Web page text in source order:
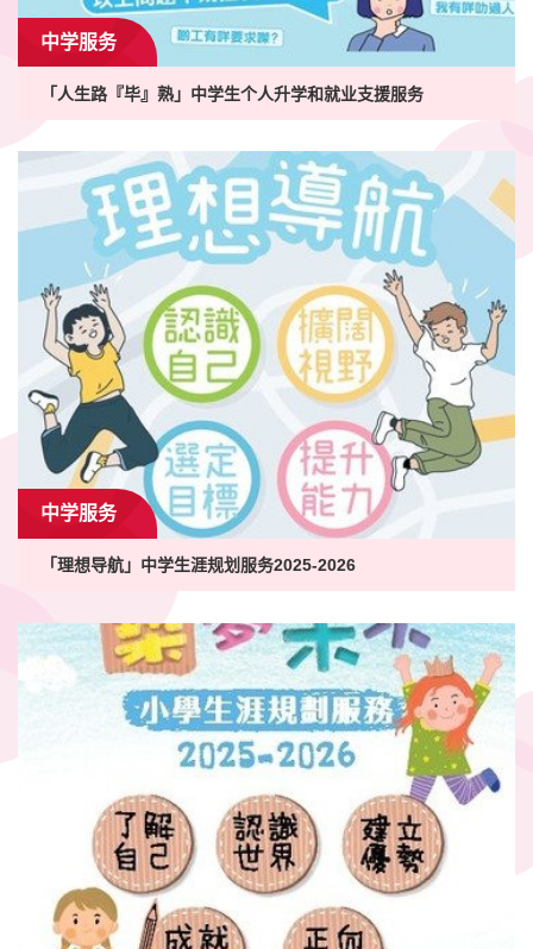
中学服务
「人生路『毕』熟」中学生个人升学和就业支援服务
中学服务
「理想导航」中学生涯规划服务2025-2026